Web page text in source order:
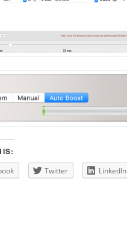
Twitter LinkedIn